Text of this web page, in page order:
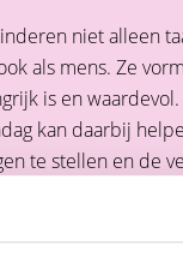
niet alleen
als mens. Ze
is en
kan daarbij
te stellen en de
een methode